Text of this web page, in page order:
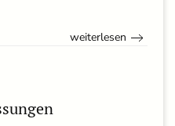
weiterlesen